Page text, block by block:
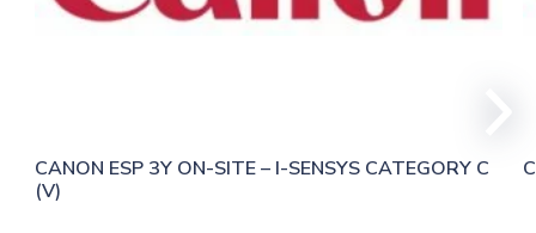
CANON ESP 3Y ON-SITE – I-SENSYS CATEGORY C
(V)